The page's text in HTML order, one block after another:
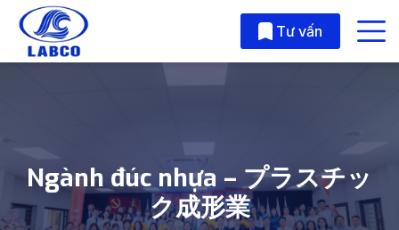
Skip to main content
Tư vấn
Ngành đúc nhựa – プラスチッ
ク成形業